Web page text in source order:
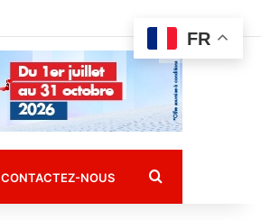
CONTACTEZ-NOUS Rechercher
FR